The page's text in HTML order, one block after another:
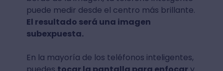
puede medir desde el centro más brillante.
El resultado será una imagen
subexpuesta.
En la mayoría de los teléfonos inteligentes,